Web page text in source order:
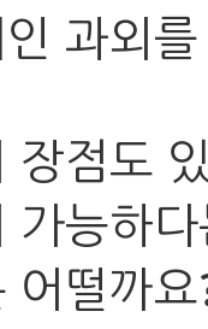
과외
장점도
가능하
어떨까요